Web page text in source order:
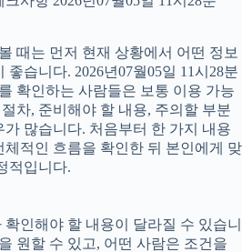
때는 먼저 현재 상황에서 어떤 정보
습니다. 2026년07월05일 11시28분
확인하는 사람들은 보통 이용 가능
차, 준비해야 할 내용, 주의할 부분
많습니다. 처음부터 한 가지 내용
적인 흐름을 확인한 뒤 본인에게 맞
적입니다.
인해야 할 내용이 달라질 수 있습니
원할 수 있고, 어떤 사람은 조건을